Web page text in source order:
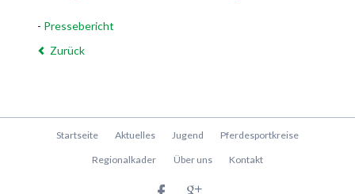
- Pressebericht
Zurück
Navigation
Startseite Aktuelles Jugend Pferdesportkreise
Regionalkader Über uns Kontakt